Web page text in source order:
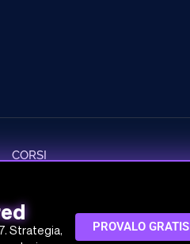
CORSI
Argomenti
Strategia,
PROVALO GRATIS